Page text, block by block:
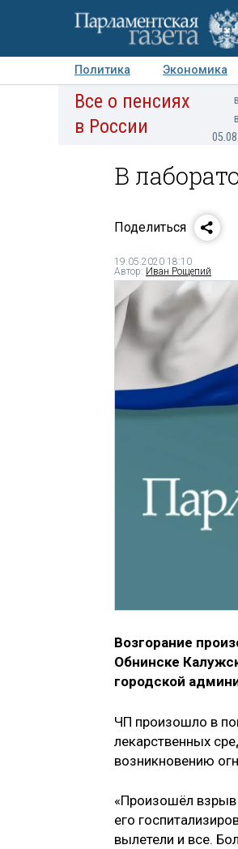
Политика Экономика
Авторы Персоны
Все о пенсиях
в России
В
Поделиться
19.05.2020 18:10
Автор: Иван Рощепий
Возгорание
Обнинске
городской
ЧП произошло в
лекарственных
возникновению
«Произошёл взрыв
его
вылетели и все.